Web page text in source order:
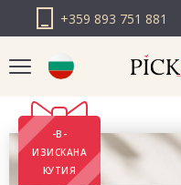
+359 893 751 881
PICK N DAZZLE
РУМЪНИЯ
-В-
ИЗИСКАНА
КУТИЯ